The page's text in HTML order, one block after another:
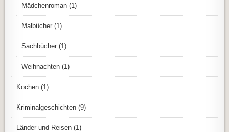
Mädchenroman (1)
Malbücher (1)
Sachbücher (1)
Weihnachten (1)
Kochen (1)
Kriminalgeschichten (9)
Länder und Reisen (1)